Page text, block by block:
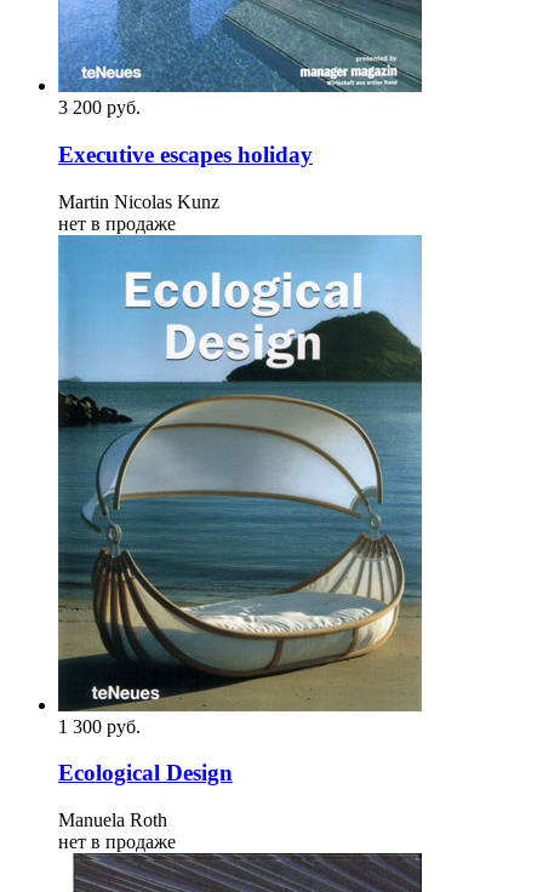
3 200 pуб.
Executive escapes holiday
Martin Nicolas Kunz
нет в продаже
1 300 pуб.
Ecological Design
Manuela Roth
нет в продаже